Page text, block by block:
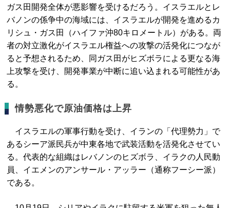
ガス田開発全体が悪影響を受けるだろう。イスラエルとレ
バノンの係争中の海域には、イスラエルが開発を進めるカ
リシュ・ガス田（ハイファ沖80キロメートル）がある。両
者の対立激化がイスラエル権益への攻撃の活発化につなが
ると予想されるため、同ガス田がヒズボラによる更なる海
上攻撃を受け、開発事業が中断に追い込まれる可能性があ
る。
情勢悪化で原油価格は上昇
イスラエルの軍事行動を受け、イランの「代理勢力」で
あるシーア派民兵が中東各地で武装活動を活発化させてい
る。代表的な組織はレバノンのヒズボラ、イラクの人民動
員、イエメンのアンサール・アッラー（通称フーシー派）
である。